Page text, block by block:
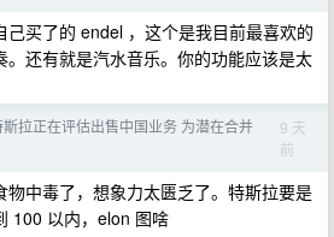
买了的 endel ，这个是我目前最喜欢的
还有就是汽水音乐。你的功能应该是太
斯拉正在评估出售中国业务 为潜在合并
9 天
前
中毒了，想象力太匮乏了。特斯拉要是
100 以内，elon 图啥